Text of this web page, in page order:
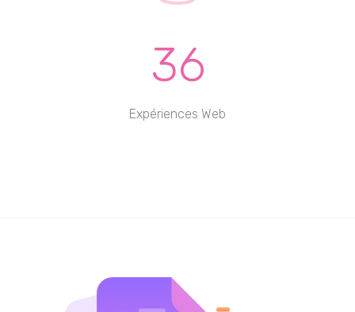
36
Expériences Web